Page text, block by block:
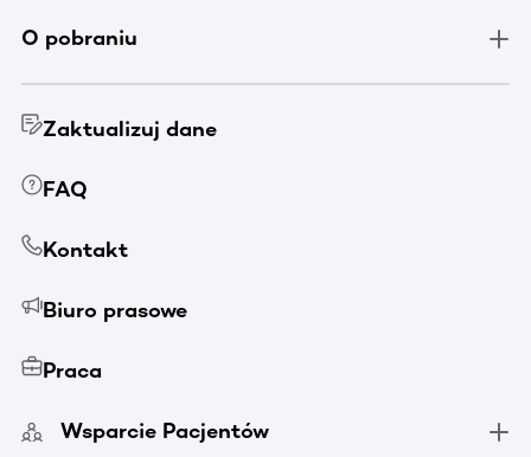
O pobraniu
Zaktualizuj dane
FAQ
Kontakt
Biuro prasowe
Praca
Wsparcie Pacjentów